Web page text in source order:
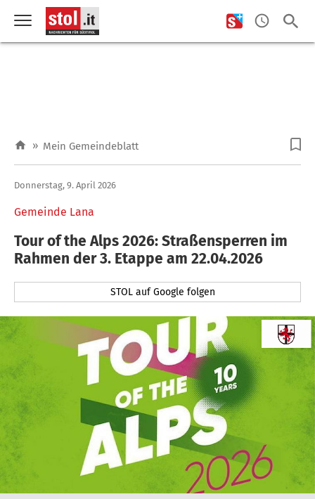
» Mein Gemeindeblatt
Gemeinde Lana
Donnerstag, 9. April 2026
Tour of the Alps 2026: Straßensperren im
Rahmen der 3. Etappe am 22.04.2026
STOL auf Google folgen